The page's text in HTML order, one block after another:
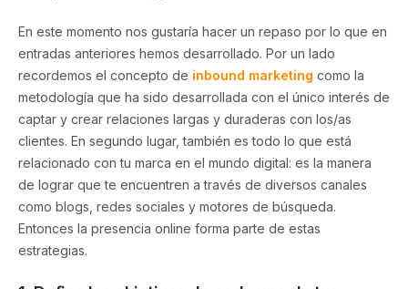
En este momento nos gustaría hacer un repaso por lo que en
entradas anteriores hemos desarrollado. Por un lado
recordemos el concepto de inbound marketing como la
metodología que ha sido desarrollada con el único interés de
captar y crear relaciones largas y duraderas con los/as
clientes. En segundo lugar, también es todo lo que está
relacionado con tu marca en el mundo digital: es la manera
de lograr que te encuentren a través de diversos canales
como blogs, redes sociales y motores de búsqueda.
Entonces la presencia online forma parte de estas
estrategias.